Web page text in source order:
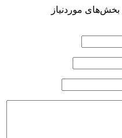
بخش‌های موردنیاز